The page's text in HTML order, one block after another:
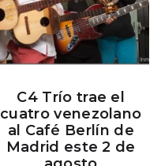
C4 Trío trae el
cuatro venezolano
al Café Berlín de
Madrid este 2 de